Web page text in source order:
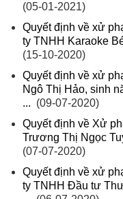
(05-01-2021)
Quyết định về xử
ty TNHH Karaoke
(15-10-2020)
Quyết định về xử
Ngô Thị Hảo, sinh
... (09-07-2020)
Quyết định về Xử
Trương Thị Ngọc
(07-07-2020)
Quyết định về xử
ty TNHH Đầu tư